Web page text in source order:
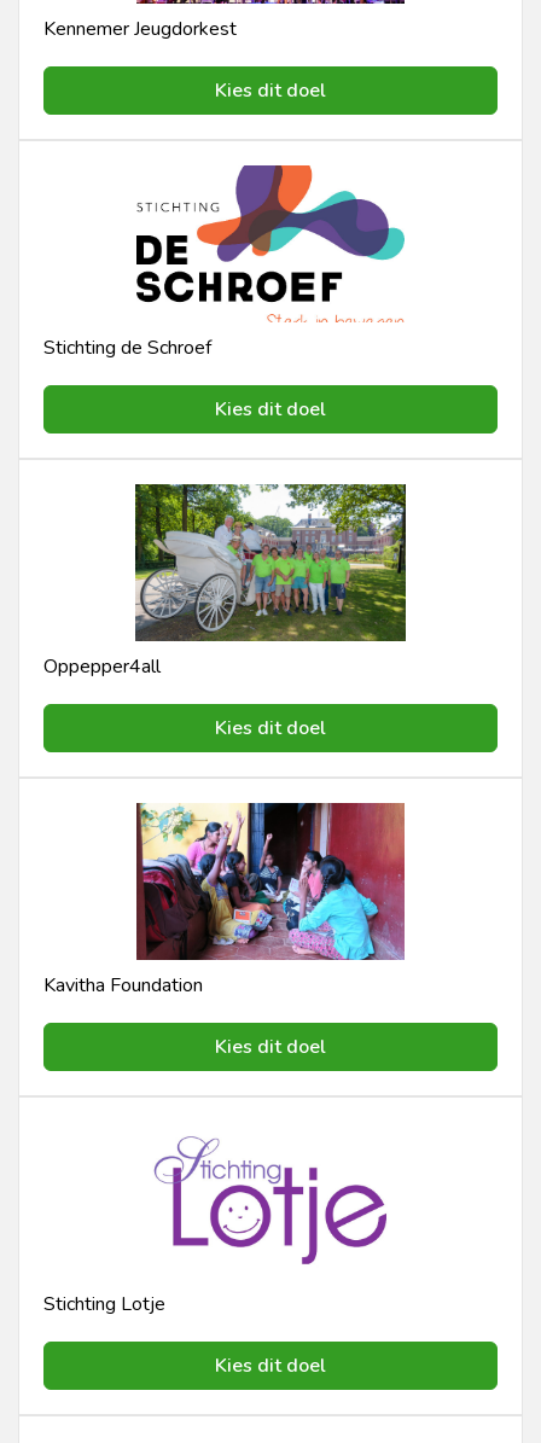
Kennemer Jeugdorkest
Kies dit doel
Stichting de Schroef
Kies dit doel
Oppepper4all
Kies dit doel
Kavitha Foundation
Kies dit doel
Stichting Lotje
Kies dit doel